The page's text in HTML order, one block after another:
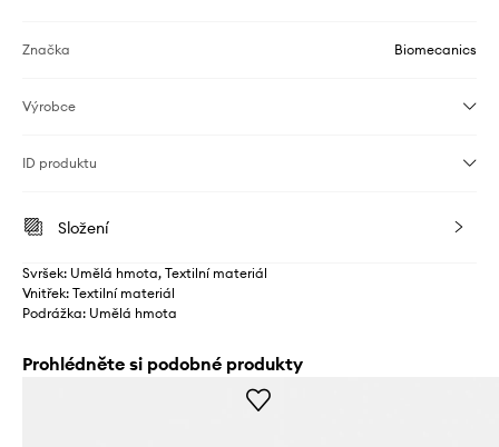
Značka Biomecanics
Výrobce
ID produktu
Složení
Svršek: Umělá hmota, Textilní materiál
Vnitřek: Textilní materiál
Podrážka: Umělá hmota
Prohlédněte si podobné produkty